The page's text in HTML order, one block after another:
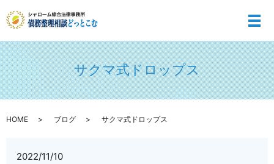
メ
サクマ式ドロップス
HOME ブログ サクマ式ドロップス
2022/11/10